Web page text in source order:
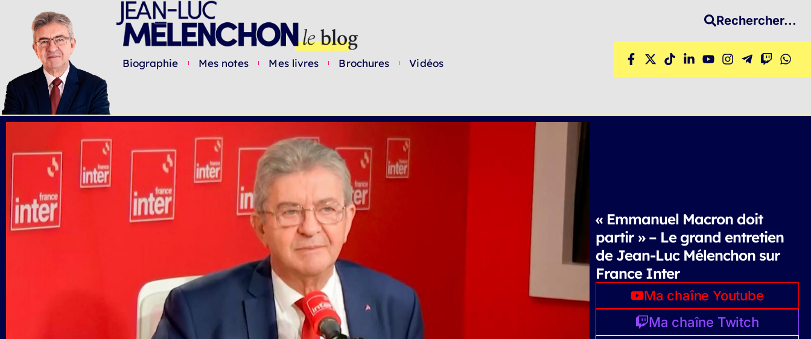
Biographie Mes notes Mes livres Brochures Vidéos
Rechercher...
« Emmanuel Macron doit
partir » – Le grand entretien
de Jean-Luc Mélenchon sur
France Inter
Ma chaîne Youtube
Ma chaîne Twitch